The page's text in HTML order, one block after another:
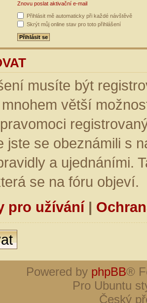
Znovu poslat aktivační e-mail
Přihlásit mě automaticky při každé návštěvě
Skrýt můj online stav pro toto přihlášení
musíte být
větší
jste se obeznámili s
a ujednáními.
se na fóru objeví.
pro užívání|
Powered by phpBB®
Pro Ubuntu
Český